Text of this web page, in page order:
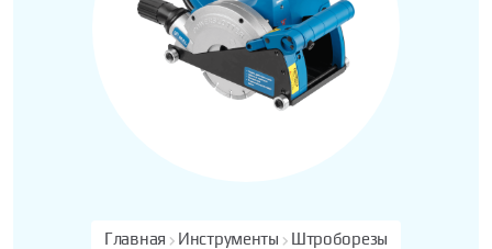
Главная Инструменты Штроборезы